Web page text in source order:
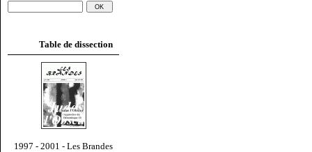
Table de dissection
1997 - 2001 - Les Brandes